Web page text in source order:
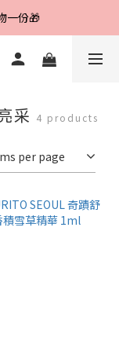
100元
一份🎁
100元
采 4 products
per page